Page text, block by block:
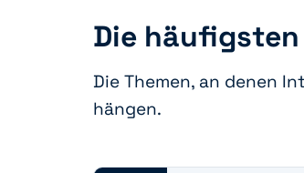
Die
Die Themen, an denen
hängen.